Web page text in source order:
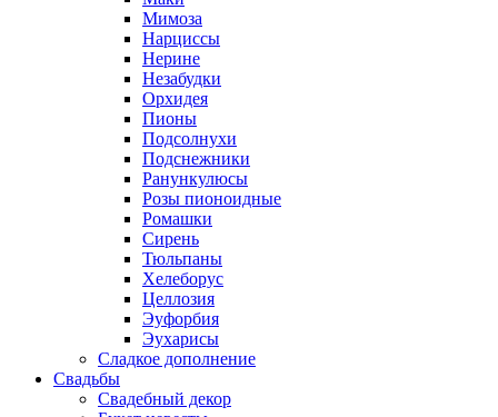
Мимоза
Нарциссы
Нерине
Незабудки
Орхидея
Пионы
Подсолнухи
Подснежники
Ранункулюсы
Розы пионоидные
Ромашки
Сирень
Тюльпаны
Хелеборус
Целлозия
Эуфорбия
Эухарисы
Сладкое дополнение
Свадьбы
Свадебный декор